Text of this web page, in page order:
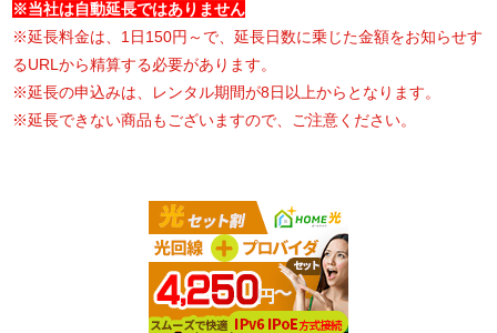
※当社は自動延長ではありません
※延長料金は、1日150円～で、延長日数に乗じた金額をお知らせす
るURLから精算する必要があります。
※延長の申込みは、レンタル期間が8日以上からとなります。
※延長できない商品もございますので、ご注意ください。